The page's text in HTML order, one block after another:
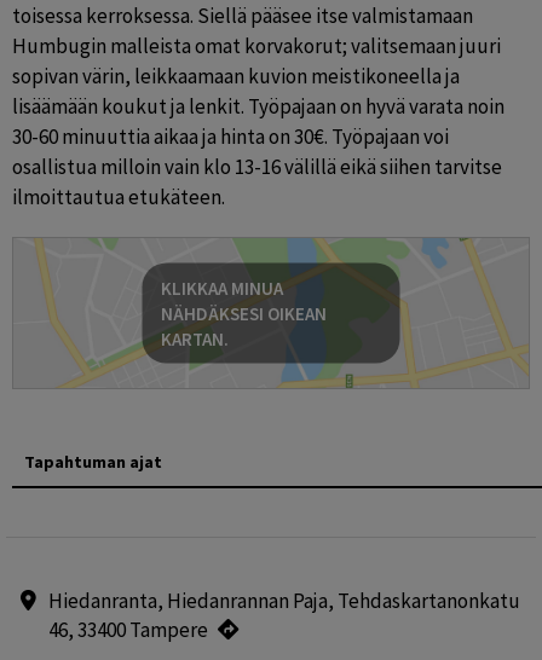
toisessa kerroksessa. Siellä pääsee itse valmistamaan
Humbugin malleista omat korvakorut; valitsemaan juuri
sopivan värin, leikkaamaan kuvion meistikoneella ja
lisäämään koukut ja lenkit. Työpajaan on hyvä varata noin
30-60 minuuttia aikaa ja hinta on 30€. Työpajaan voi
osallistua milloin vain klo 13-16 välillä eikä siihen tarvitse
ilmoittautua etukäteen.
KLIKKAA MINUA
NÄHDÄKSESI OIKEAN
KARTAN.
Tapahtuman ajat
Hiedanranta, Hiedanrannan Paja, Tehdaskartanonkatu
46, 33400 Tampere